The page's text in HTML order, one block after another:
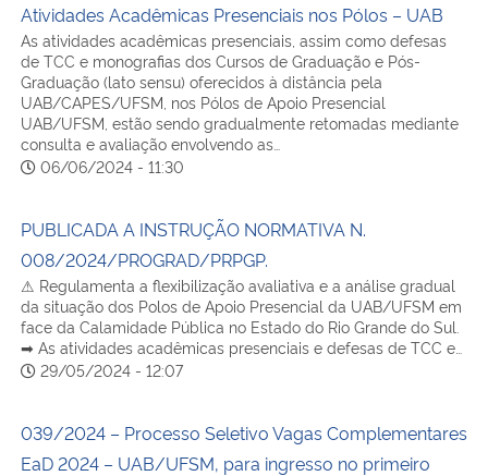
Controladoria-Geral da União
Ministério da Mulher, da Família e dos Direitos Humanos
Secretaria-Geral
Gabinete de Segurança Institucional
Advocacia-Geral da União
Planalto
Atividades Acadêmicas Presenciais nos Pólos – UAB
As atividades acadêmicas presenciais, assim como defesas
de TCC e monografias dos Cursos de Graduação e Pós-
Graduação (lato sensu) oferecidos à distância pela
UAB/CAPES/UFSM, nos Pólos de Apoio Presencial
UAB/UFSM, estão sendo gradualmente retomadas mediante
consulta e avaliação envolvendo as…
06/06/2024 - 11:30
PUBLICADA A INSTRUÇÃO NORMATIVA N.
008/2024/PROGRAD/PRPGP.
⚠ Regulamenta a flexibilização avaliativa e a análise gradual
da situação dos Polos de Apoio Presencial da UAB/UFSM em
face da Calamidade Pública no Estado do Rio Grande do Sul.
➡ As atividades acadêmicas presenciais e defesas de TCC e…
29/05/2024 - 12:07
039/2024 – Processo Seletivo Vagas Complementares
EaD 2024 – UAB/UFSM, para ingresso no primeiro